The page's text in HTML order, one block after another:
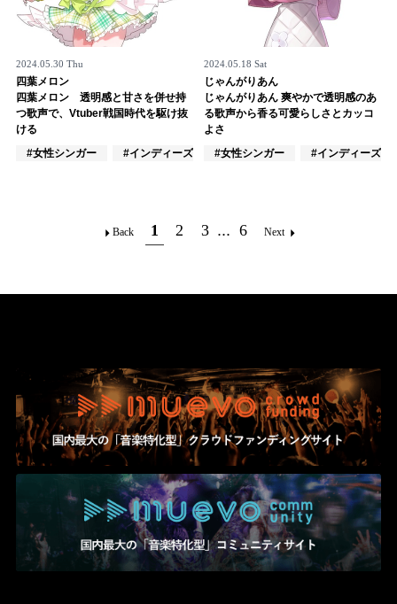
2024.05.30 Thu
四葉メロン
四葉メロン 透明感と甘さを併せ持
つ歌声で、Vtuber戦国時代を駆け抜
ける
#女性シンガー
#インディーズ #女性アイドル
2024.05.18 Sat
じゃんがりあん
じゃんがりあん 爽やかで透明感のあ
る歌声から香る可愛らしさとカッコ
よさ
#女性シンガー
#インディーズ
Back 1 2 3 ... 6 Next